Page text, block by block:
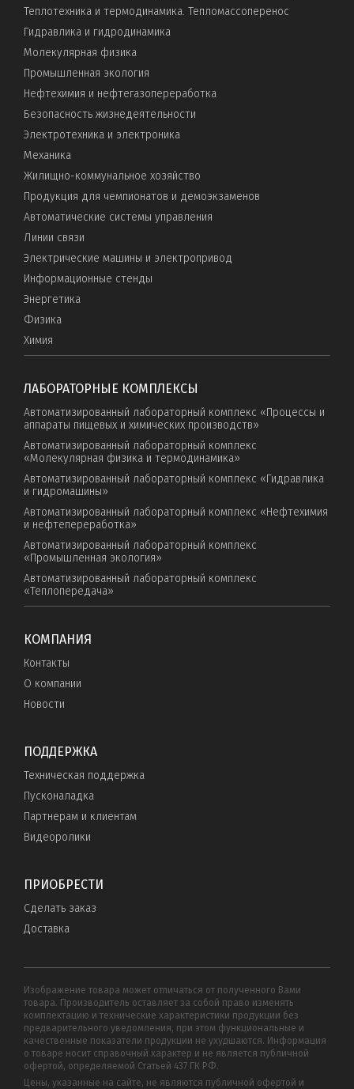
Теплотехника и термодинамика. Тепломассоперенос
Гидравлика и гидродинамика
Молекулярная физика
Промышленная экология
Нефтехимия и нефтегазопереработка
Безопасность жизнедеятельности
Электротехника и электроника
Механика
Жилищно-коммунальное хозяйство
Продукция для чемпионатов и демоэкзаменов
Автоматические системы управления
Линии связи
Электрические машины и электропривод
Информационные стенды
Энергетика
Физика
Химия
ЛАБОРАТОРНЫЕ КОМПЛЕКСЫ
Автоматизированный лабораторный комплекс «Процессы и
аппараты пищевых и химических производств»
Автоматизированный лабораторный комплекс
«Молекулярная физика и термодинамика»
Автоматизированный лабораторный комплекс «Гидравлика
и гидромашины»
Автоматизированный лабораторный комплекс «Нефтехимия
и нефтепереработка»
Автоматизированный лабораторный комплекс
«Промышленная экология»
Автоматизированный лабораторный комплекс
«Теплопередача»
КОМПАНИЯ
Контакты
О компании
Новости
ПОДДЕРЖКА
Техническая поддержка
Пусконаладка
Партнерам и клиентам
Видеоролики
ПРИОБРЕСТИ
Сделать заказ
Доставка
Изображение товара может отличаться от полученного Вами
товара. Производитель оставляет за собой право изменять
комплектацию и технические характеристики продукции без
предварительного уведомления, при этом функциональные и
качественные показатели продукции не ухудшаются. Информация
о товаре носит справочный характер и не является публичной
офертой, определяемой Статьей 437 ГК РФ.
Цены, указанные на сайте, не являются публичной офертой и